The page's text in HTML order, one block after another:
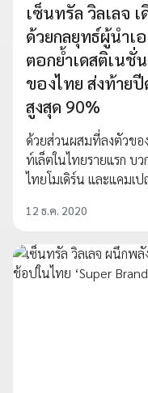
เซ็นทรัล วิลเลจ
ด้วยกลยุทธ์ผู้นำเ
ตอกย้ำเดสติเน
ของไทย ส่งท้าย
สูงสุด 90%
ด้วยส่วนผสมที่ลงตัวขอ
ท์เล็ตในไทยรายแรก บ
ไทยโมเดิร์น และแคมเ
12 ธ.ค. 2020